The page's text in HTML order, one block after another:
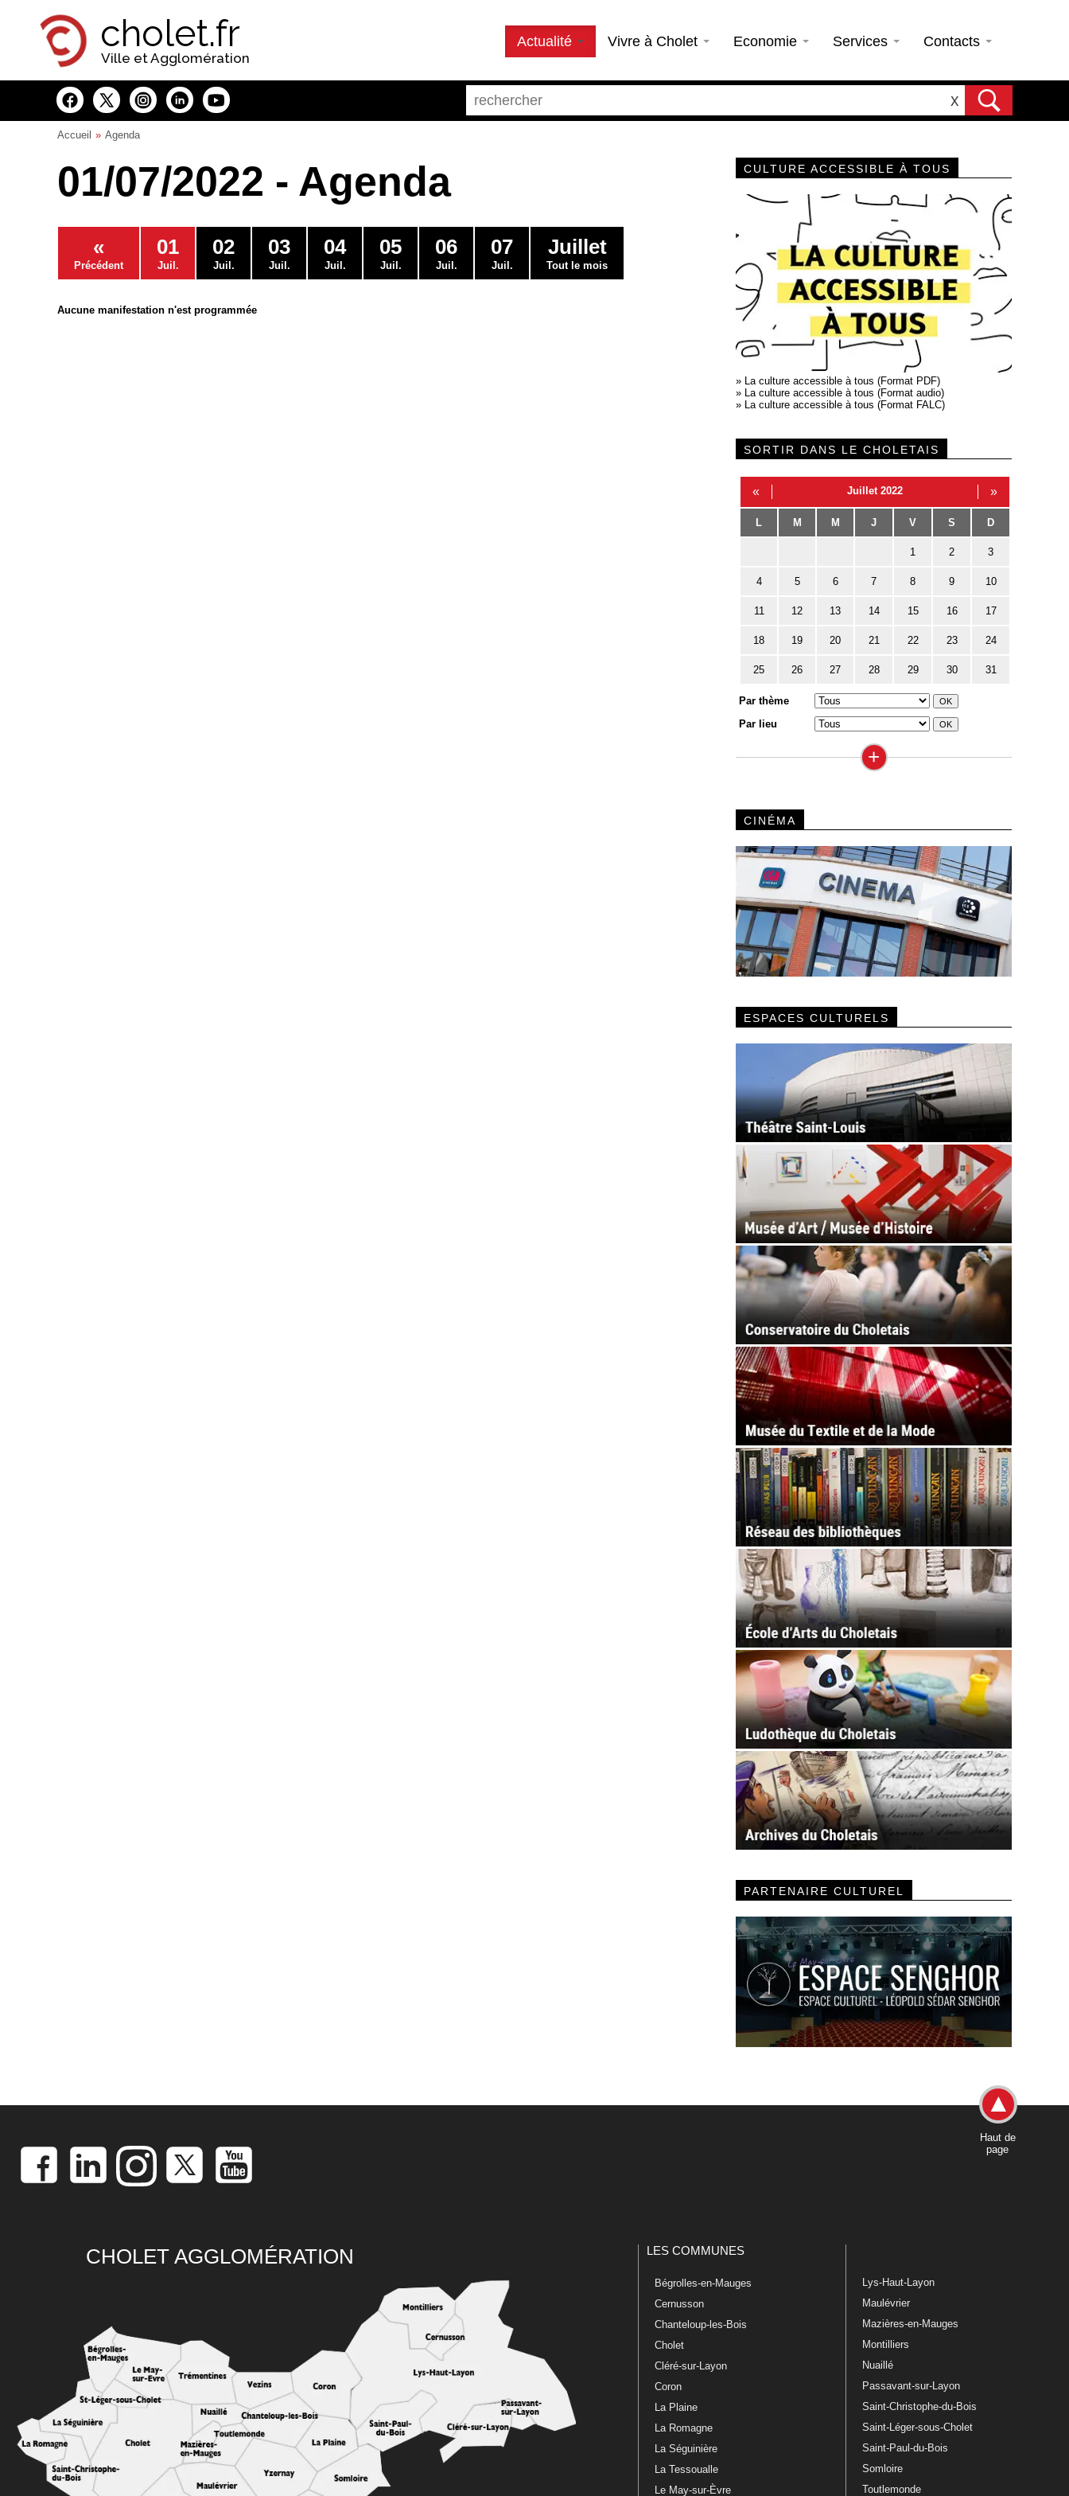
cholet.fr
Ville et Agglomération
Actualité Vivre à Cholet Economie Services Contacts
X
Accueil Agenda
01/07/2022 - Agenda
«
Précédent
01
Juil.
02
Juil.
03
Juil.
04
Juil.
05
Juil.
06
Juil.
07
Juil.
Juillet
Tout le mois
Aucune manifestation n'est programmée
CULTURE ACCESSIBLE À TOUS
» La culture accessible à tous (Format PDF)
» La culture accessible à tous (Format audio)
» La culture accessible à tous (Format FALC)
SORTIR DANS LE CHOLETAIS
« Juillet 2022 »
L M M J V S D
1 2 3
4 5 6 7 8 9 10
11 12 13 14 15 16 17
18 19 20 21 22 23 24
25 26 27 28 29 30 31
Par thème
Par lieu
+
CINÉMA
ESPACES CULTURELS
PARTENAIRE CULTUREL
Haut de
page
CHOLET AGGLOMÉRATION LES COMMUNES
Bégrolles-en-Mauges
Cernusson
Chanteloup-les-Bois
Cholet
Cléré-sur-Layon
Coron
La Plaine
La Romagne
La Séguinière
La Tessoualle
Le May-sur-Èvre
Lys-Haut-Layon
Maulévrier
Mazières-en-Mauges
Montilliers
Nuaillé
Passavant-sur-Layon
Saint-Christophe-du-Bois
Saint-Léger-sous-Cholet
Saint-Paul-du-Bois
Somloire
Toutlemonde